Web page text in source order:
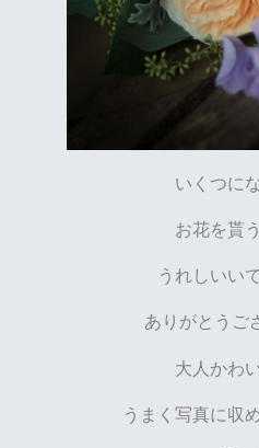
いくつに
お花を貰
うれしいい
ありがとうご
大人かわ
うまく写真に収